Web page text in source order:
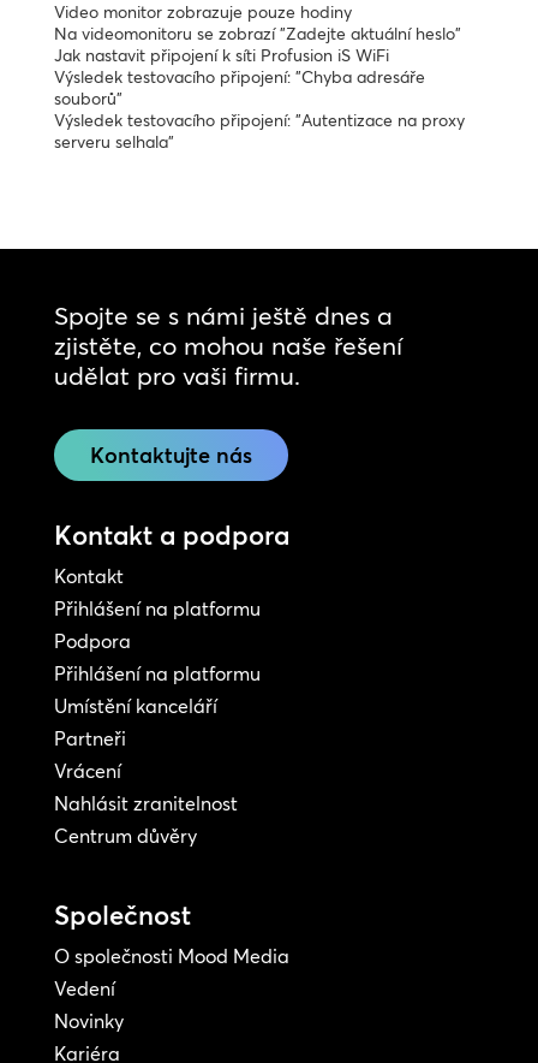
Video monitor zobrazuje pouze hodiny
Na videomonitoru se zobrazí "Zadejte aktuální heslo"
Jak nastavit připojení k síti Profusion iS WiFi
Výsledek testovacího připojení: "Chyba adresáře
souborů"
Výsledek testovacího připojení: "Autentizace na proxy
serveru selhala"
Spojte se s námi ještě dnes a
zjistěte, co mohou naše řešení
udělat pro vaši firmu.
Kontaktujte nás
Kontakt a podpora
Kontakt
Přihlášení na platformu
Podpora
Přihlášení na platformu
Umístění kanceláří
Partneři
Vrácení
Nahlásit zranitelnost
Centrum důvěry
Společnost
O společnosti Mood Media
Vedení
Novinky
Kariéra